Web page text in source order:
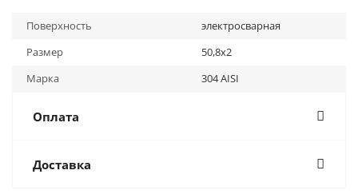
Поверхность
электросварная
Размер
50,8х2
Марка
304 AISI
Оплата
Доставка